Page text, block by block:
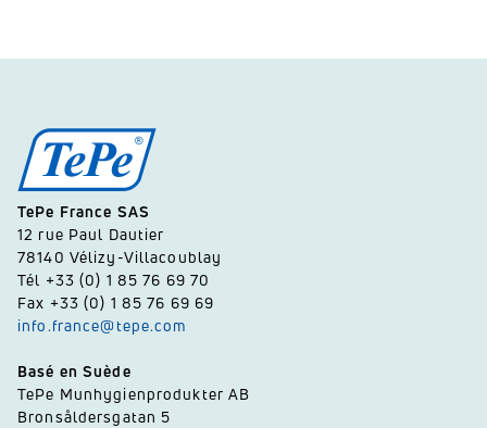
TePe France SAS
12 rue Paul Dautier
78140 Vélizy-Villacoublay
Tél +33 (0) 1 85 76 69 70
Fax +33 (0) 1 85 76 69 69
info.france@tepe.com
Basé en Suède
TePe Munhygienprodukter AB
Bronsåldersgatan 5